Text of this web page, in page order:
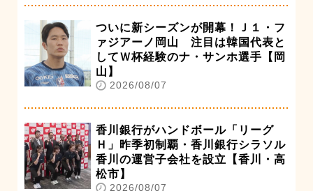
ついに新シーズンが開幕！Ｊ１・フ
ァジアーノ岡山 注目は韓国代表と
してＷ杯経験のナ・サンホ選手【岡
山】
2026/08/07
香川銀行がハンドボール「リーグ
Ｈ」昨季初制覇・香川銀行シラソル
香川の運営子会社を設立【香川・高
松市】
2026/08/07